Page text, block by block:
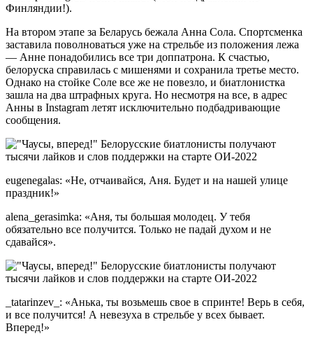
Финляндии!).
На втором этапе за Беларусь бежала Анна Сола. Спортсменка
заставила поволноваться уже на стрельбе из положения лежа
— Анне понадобились все три доппатрона. К счастью,
белоруска справилась с мишенями и сохранила третье место.
Однако на стойке Соле все же не повезло, и биатлонистка
зашла на два штрафных круга. Но несмотря на все, в адрес
Анны в Instagram летят исключительно подбадривающие
сообщения.
eugenegalas: «Не, отчаивайся, Аня. Будет и на нашей улице
праздник!»
alena_gerasimka: «Аня, ты большая молодец. У тебя
обязательно все получится. Только не падай духом и не
сдавайся».
_tatarinzev_: «Анька, ты возьмешь свое в спринте! Верь в себя,
и все получится! А невезуха в стрельбе у всех бывает.
Вперед!»